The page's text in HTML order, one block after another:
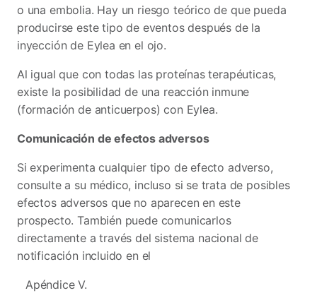
o una embolia. Hay un riesgo teórico de que pueda
producirse este tipo de eventos después de la
inyección de Eylea en el ojo.
Al igual que con todas las proteínas terapéuticas,
existe la posibilidad de una reacción inmune
(formación de anticuerpos) con Eylea.
Comunicación de efectos adversos
Si experimenta cualquier tipo de efecto adverso,
consulte a su médico, incluso si se trata de posibles
efectos adversos que no aparecen en este
prospecto. También puede comunicarlos
directamente a través del sistema nacional de
notificación incluido en el
Apéndice V.